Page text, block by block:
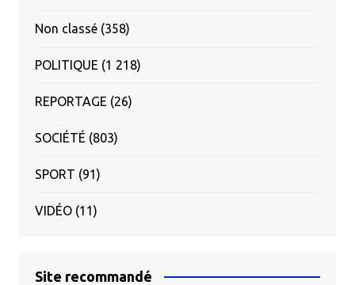
Non classé(358)
POLITIQUE (1 218)
REPORTAGE (26)
SOCIÉTÉ (803)
SPORT (91)
VIDÉO(11)
Site recommandé